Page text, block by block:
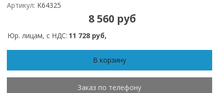
Артикул: K64325
8 560 руб
Юр. лицам, с НДС: 11 728 руб,
В корзину
Заказ по телефону